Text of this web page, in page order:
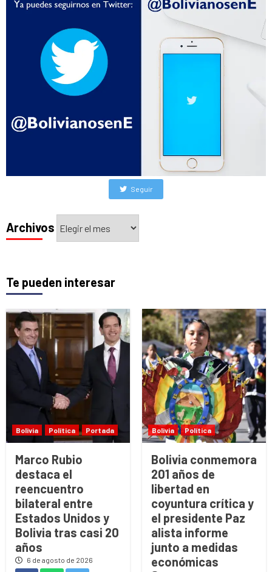
Seguir
Archivos
Archivos
Te pueden interesar
Bolivia Política Portada
Marco Rubio
destaca el
reencuentro
bilateral entre
Estados Unidos y
Bolivia tras casi 20
años
6 de agosto de 2026
Bolivia Política
Bolivia conmemora
201 años de
libertad en
coyuntura crítica y
el presidente Paz
alista informe
junto a medidas
económicas